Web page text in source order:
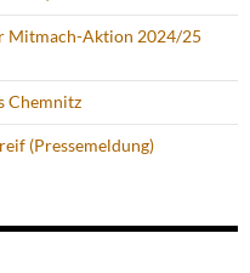
Mitmach-Aktion 2024/25
Chemnitz
(Pressemeldung)